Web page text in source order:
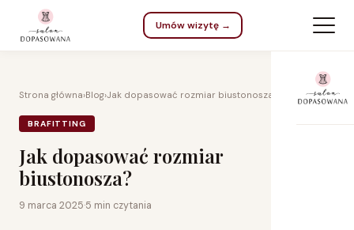
Umów wizytę →
Strona główna›Blog›Jak dopasować rozmiar biustonosza?
BRAFITTING
Jak dopasować rozmiar
biustonosza?
9 marca 2025·5 min czytania